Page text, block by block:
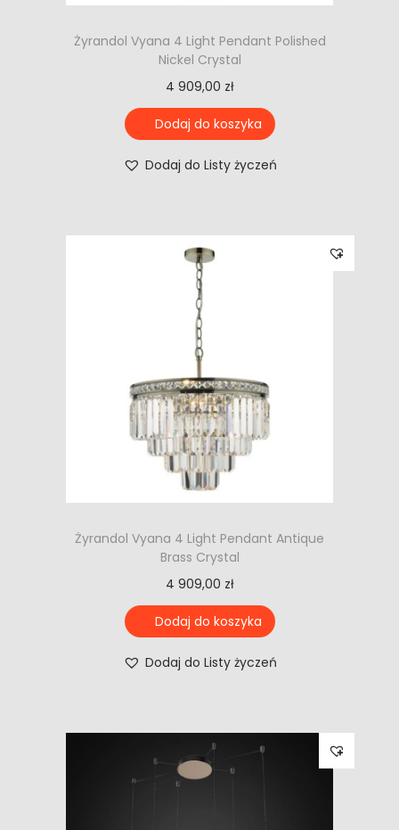
Żyrandol Vyana 4 Light Pendant Polished
Nickel Crystal
4 909,00 zł
Dodaj do koszyka
Dodaj do Listy życzeń
Żyrandol Vyana 4 Light Pendant Antique
Brass Crystal
4 909,00 zł
Dodaj do koszyka
Dodaj do Listy życzeń